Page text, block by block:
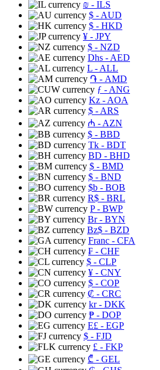
₪ - ILS
$ - AUD
$ - HKD
¥ - JPY
$ - NZD
Dhs - AED
L - ALL
֏ - AMD
ƒ - ANG
Kz - AOA
$ - ARS
₼ - AZN
$ - BBD
Tk - BDT
BD - BHD
$ - BMD
$ - BND
$b - BOB
R$ - BRL
P- BWP
Br- BYN
Bz$ - BZD
Franc - CFA
₣ - CHF
$ - CLP
¥ - CNY
$ - COP
₡ - CRC
kr- DKK
₱ - DOP
E£ - EGP
$ - FJD
£ - FKP
₾ - GEL